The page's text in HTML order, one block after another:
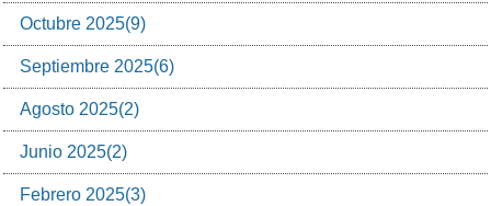
Octubre 2025(9)
Septiembre 2025(6)
Agosto 2025(2)
Junio 2025(2)
Febrero 2025(3)